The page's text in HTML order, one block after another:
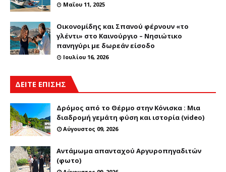
Μαΐου 11, 2025
Οικονομίδης και Σπανού φέρνουν «το
γλέντι» στο Καινούργιο – Νησιώτικο
πανηγύρι με δωρεάν είσοδο
Ιουλίου 16, 2026
ΔΕΙΤΕ ΕΠΙΣΗΣ
Δρόμος από το Θέρμο στην Κόνισκα : Μια
διαδρομή γεμάτη φύση και ιστορία (video)
Αύγουστος 09, 2026
Αντάμωμα απανταχού Αργυροπηγαδιτών
(φωτο)